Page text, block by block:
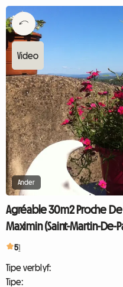
Ander
Agréable 30m2 Proche
Maximin (Saint-Martin-De-
51
Tipe verblyf:
Tipe: